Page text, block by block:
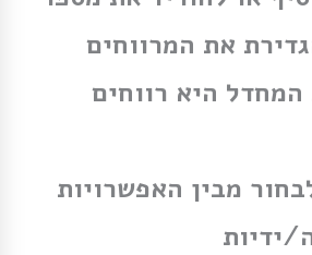
את המרווחים
המחדל היא רווחים
מבין האפשרויות
ידיות